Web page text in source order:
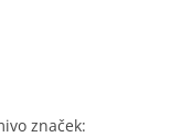
značek: